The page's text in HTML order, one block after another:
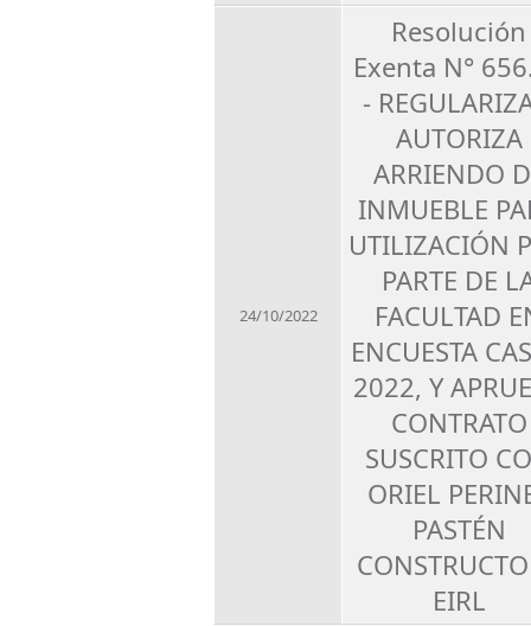
24/10/2022
Resolución
Exenta N°
-
AUTORIZA
ARRIENDO
INMUEBLE
UTILIZACIÓN
PARTE DE
FACULTAD
ENCUESTA
2022, Y
CONTRATO
SUSCRITO
ORIEL
PASTÉN
EIRL